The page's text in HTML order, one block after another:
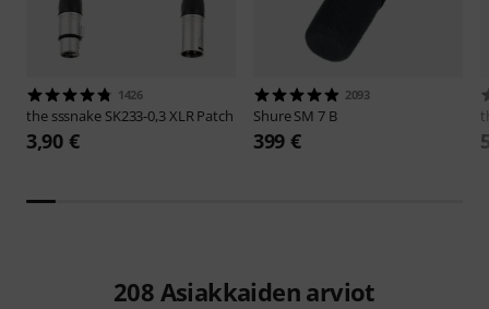
1426
the sssnake SK233-0,3 XLR Patch
3,90 €
2093
ShureSM 7 B
399 €
208 Asiakkaiden arviot